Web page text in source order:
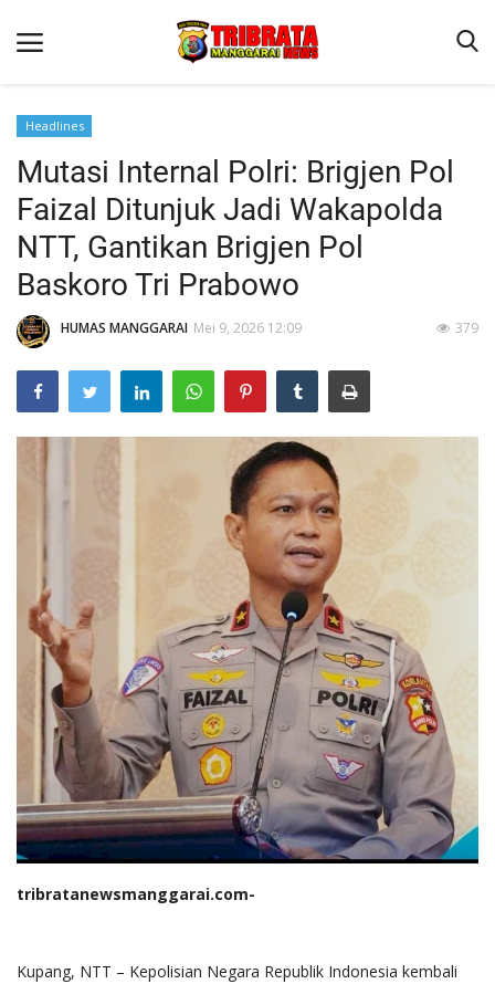
Beranda
Binkam
Kapolres Manggarai Imbau Masyarakat Waspada Cuaca
Kapolres Manggarai Imbau Masyarakat Waspada Cuaca
Reskrim
Lantas
Giat Ops
Headlines
Mutasi Internal Polri: Brigjen Pol
Faizal Ditunjuk Jadi Wakapolda
NTT, Gantikan Brigjen Pol
Baskoro Tri Prabowo
HUMAS MANGGARAI Mei 9, 2026 12:09 379
tribratanewsmanggarai.com-
Kupang, NTT – Kepolisian Negara Republik Indonesia kembali